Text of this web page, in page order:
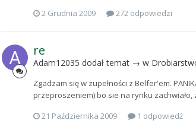
2 Grudnia 2009
272 odpowiedzi
re
Adam12035 dodał temat → w
Zgadzam się w zupełności z Belfer'em.
przeproszeniem) bo sie na rynku zachwiało,
21 Października 2009
1 odpowiedź